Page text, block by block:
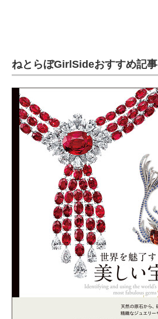
ねとらぼGirlSideおすすめ記事